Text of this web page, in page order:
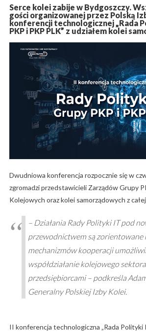
Serce kolei zabije w Bydgoszczy.
gości organizowanej przez Polską
konferencji technologicznej „Rada
PKP i PKP PLK” z udziałem kolei
Dwudniowa konferencja rozpocznie się w
zgromadzi przedstawicieli Zarządów Grupy
Kolejowych oraz kolei samorządowych z
– Działania Rady Polityki IT pod
przewodnictwem są zorientowane
mechanizmów kooperacji
współdziałanie kolejowego
przedsiębiorcami – podkreśla
Generalny Polskiej Izby Kolei.
II konferencja technologiczna „Rada Polityki